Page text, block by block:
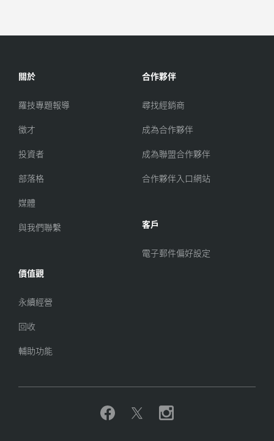
關於
羅技專題報導
徵才
投資者
部落格
媒體
與我們聯繫
價值觀
永續經營
回收
輔助功能
合作夥伴
尋找經銷商
成為合作夥伴
成為聯盟合作夥伴
合作夥伴入口網站
客戶
電子郵件偏好設定